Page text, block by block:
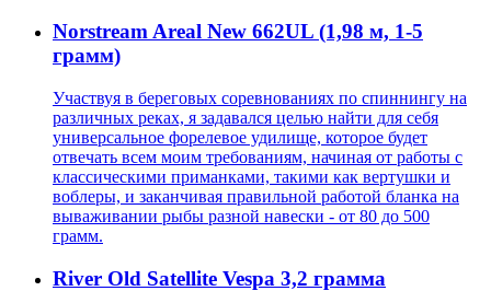
Norstream Areal New 662UL (1,98 м, 1-5
грамм)
Участвуя в береговых соревнованиях по спиннингу на
различных реках, я задавался целью найти для себя
универсальное форелевое удилище, которое будет
отвечать всем моим требованиям, начиная от работы с
классическими приманками, такими как вертушки и
воблеры, и заканчивая правильной работой бланка на
вываживании рыбы разной навески - от 80 до 500
грамм.
River Old Satellite Vespa 3,2 грамма